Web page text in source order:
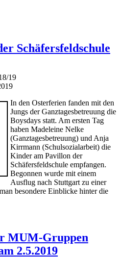
Schäfersfeldschule
19
In den Osterferien fanden mit den
Jungs der Ganztagesbetreuung die
Boysdays statt. Am ersten Tag
haben Madeleine Nelke
(Ganztagesbetreuung) und Anja
Kirrmann (Schulsozialarbeit) die
Kinder am Pavillon der
Schäfersfeldschule empfangen.
Begonnen wurde mit einem
Ausflug nach Stuttgart zu einer
besondere Einblicke hinter die
MUM-Gruppen
2.5.2019